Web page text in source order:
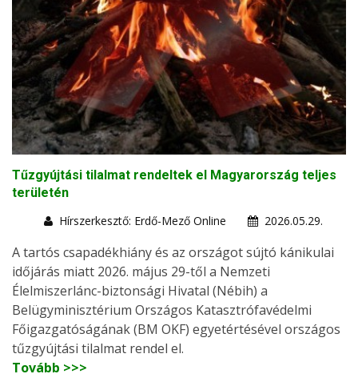
Tűzgyújtási tilalmat rendeltek el Magyarország teljes
területén
Hírszerkesztő: Erdő-Mező Online
2026.05.29.
A tartós csapadékhiány és az országot sújtó kánikulai
időjárás miatt 2026. május 29-től a Nemzeti
Élelmiszerlánc-biztonsági Hivatal (Nébih) a
Belügyminisztérium Országos Katasztrófavédelmi
Főigazgatóságának (BM OKF) egyetértésével országos
tűzgyújtási tilalmat rendel el.
Tovább >>>